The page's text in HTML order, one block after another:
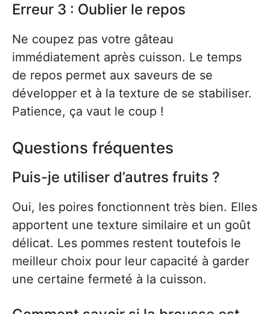
Erreur 3 : Oublier le repos
Ne coupez pas votre gâteau
immédiatement après cuisson. Le temps
de repos permet aux saveurs de se
développer et à la texture de se stabiliser.
Patience, ça vaut le coup !
Questions fréquentes
Puis-je utiliser d’autres fruits ?
Oui, les poires fonctionnent très bien. Elles
apportent une texture similaire et un goût
délicat. Les pommes restent toutefois le
meilleur choix pour leur capacité à garder
une certaine fermeté à la cuisson.